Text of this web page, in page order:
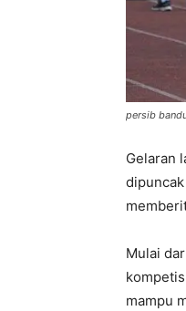
persib
Gelaran
Mulai
mampu